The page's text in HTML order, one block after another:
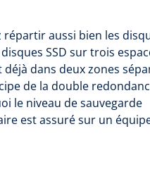
répartir aussi bien les
SSD sur trois
dans deux zones
de la double
le niveau de sauvegarde
est assuré sur un